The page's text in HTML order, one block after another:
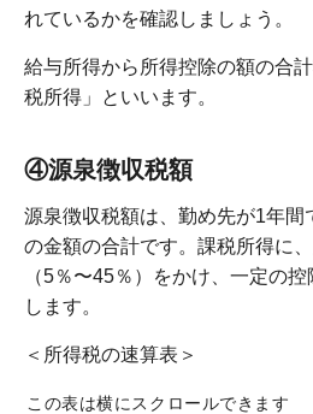
れているかを確認しましょう。
給与所得から所得控除の額の合
税所得」といいます。
④源泉徴収税額
源泉徴収税額は、勤め先が1年間
の金額の合計です。課税所得に
（5％〜45％）をかけ、一定の
します。
＜所得税の速算表＞
この表は横にスクロールできます